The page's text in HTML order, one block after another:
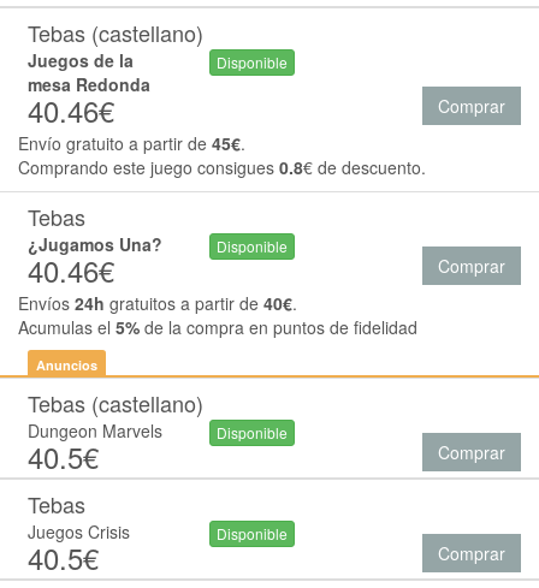
Tebas (castellano)
Juegos de la
mesa Redonda
40.46€
Disponible
Comprar
Envío gratuito a partir de 45€.
Comprando este juego consigues 0.8€ de descuento.
Tebas
¿Jugamos Una?
40.46€
Disponible
Comprar
Envíos 24h gratuitos a partir de 40€.
Acumulas el 5% de la compra en puntos de fidelidad
Anuncios
Tebas (castellano)
Dungeon Marvels
40.5€
Disponible
Comprar
Tebas
Juegos Crisis
40.5€
Disponible
Comprar